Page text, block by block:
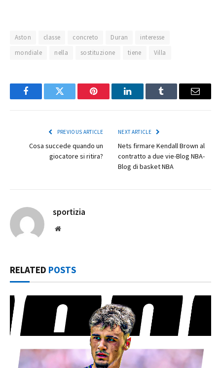
Aston classe concreto Duran
interesse
mondiale
nella sostituzione tiene Villa
FacebookTwitter Pinterest LinkedInTumblr Email
PREVIOUS ARTICLE
Cosa succede quando un
giocatore si ritira?
NEXT ARTICLE
Nets firmare Kendall Brown al
contratto a due vie-Blog NBA-
Blog di basket NBA
sportizia
Website
RELATED POSTS